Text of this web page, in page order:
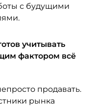
с будущими
учитывать
фактором всё
продавать.
рынка